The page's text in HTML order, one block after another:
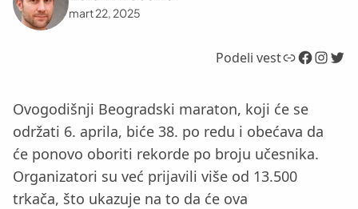
mart 22, 2025
Podeli vestLink Facebook InstagramTwitter
Ovogodišnji Beogradski maraton, koji će se
održati 6. aprila, biće 38. po redu i obećava da
će ponovo oboriti rekorde po broju učesnika.
Organizatori su već prijavili više od 13.500
trkača, što ukazuje na to da će ova